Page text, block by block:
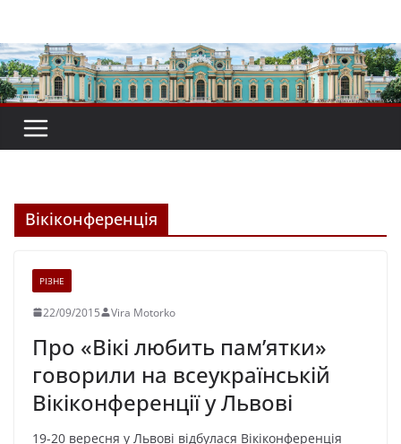
вмісту
Вікіконференція
РІЗНЕ
22/09/2015 Vira Motorko
Про «Вікі любить пам’ятки»
говорили на всеукраїнській
Вікіконференції у Львові
19-20 вересня у Львові відбулася Вікіконференція